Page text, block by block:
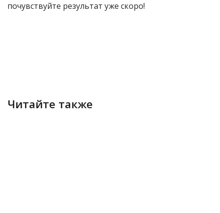
почувствуйте результат уже скоро!
Читайте также